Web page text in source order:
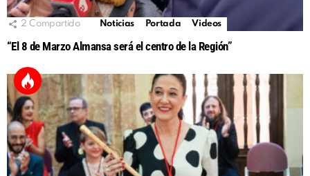
2 Compartido Noticias Portada Videos
“El 8 de Marzo Almansa será el centro de la Región”